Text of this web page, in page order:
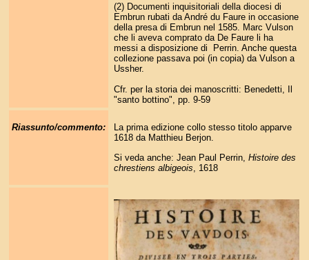
(2) Documenti inquisitoriali della diocesi di
Embrun rubati da André du Faure in occasione
della presa di Embrun nel 1585. Marc Vulson
che li aveva comprato da De Faure li ha
messi a disposizione di Perrin. Anche questa
collezione passava poi (in copia) da Vulson a
Ussher.
Cfr. per la storia dei manoscritti: Benedetti, Il
"santo bottino", pp. 9-59
Riassunto/commento:
La prima edizione collo stesso titolo apparve
1618 da Matthieu Berjon.
Si veda anche: Jean Paul Perrin, Histoire des
chrestiens albigeois , 1618